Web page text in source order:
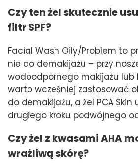
Czy ten żel skutecznie
filtr SPF?
Facial Wash Oily/Problem to
nie do demakijażu – przy
wodoodpornego makijażu lub
warto wcześniej zastosować
do demakijażu, a żel PCA Skin
drugiego kroku podwójnego
Czy żel z kwasami AHA
wrażliwą skórę?